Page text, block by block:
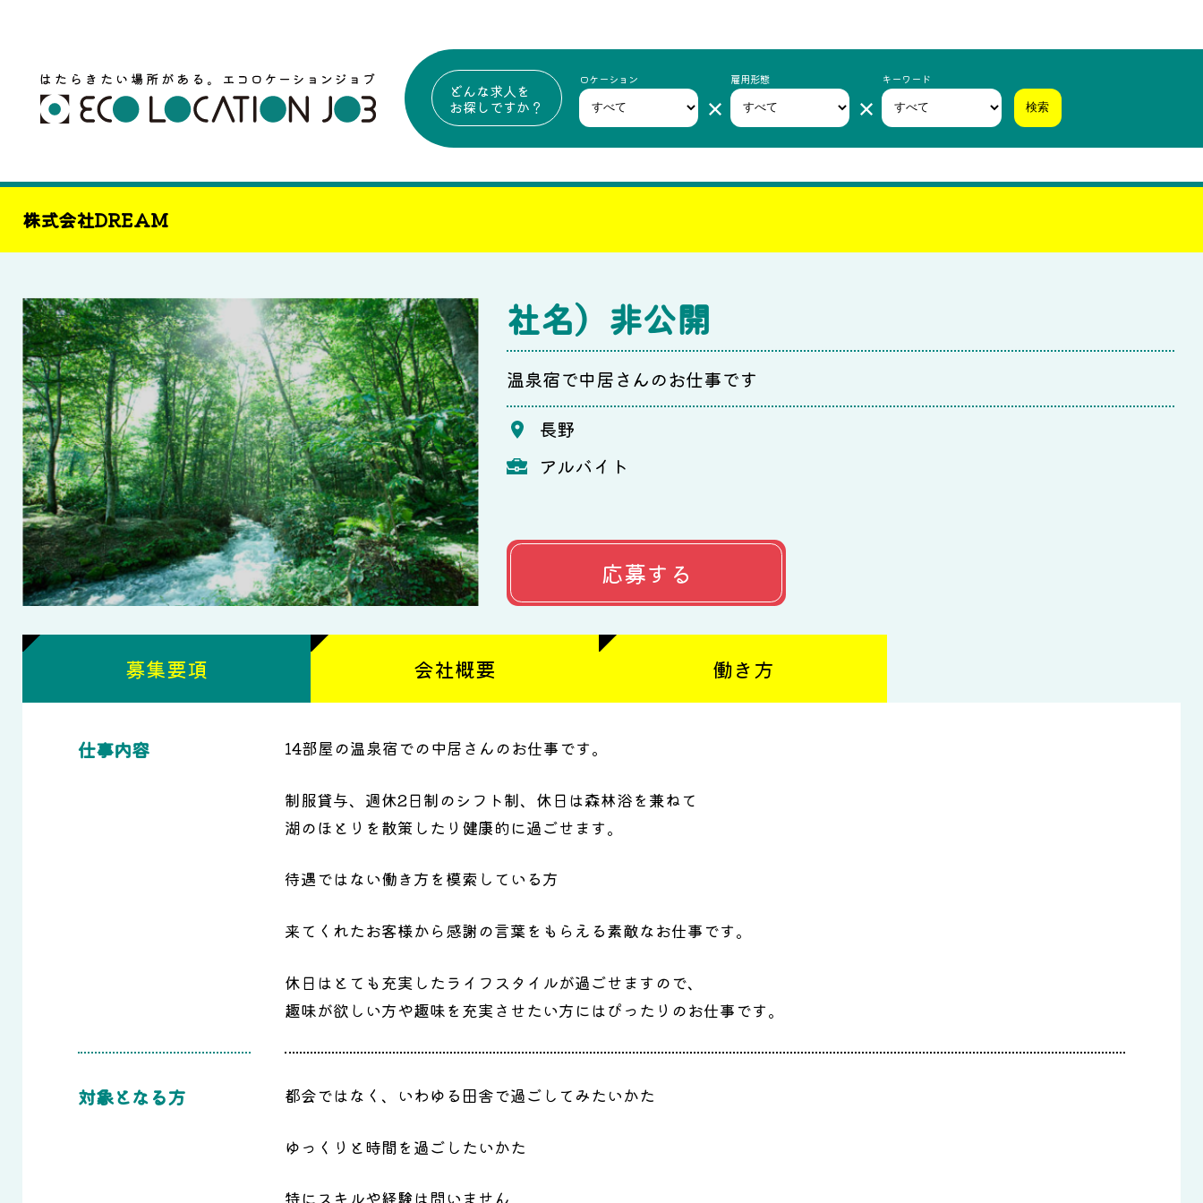
どんな求人を
お探しですか？
ロケーション 雇用形態 キーワード
株式会社DREAM
社名）非公開
温泉宿で中居さんのお仕事です
長野
アルバイト
応募する
募集要項
仕事内容 14部屋の温泉宿での中居さんのお仕事です。
制服貸与、週休2日制のシフト制、休日は森林浴を兼ねて
湖のほとりを散策したり健康的に過ごせます。
待遇ではない働き方を模索している方
来てくれたお客様から感謝の言葉をもらえる素敵なお仕事です。
休日はとても充実したライフスタイルが過ごせますので、
趣味が欲しい方や趣味を充実させたい方にはぴったりのお仕事です。
対象となる方 都会ではなく、いわゆる田舎で過ごしてみたいかた
ゆっくりと時間を過ごしたいかた
特にスキルや経験は問いません
会社概要 働き方